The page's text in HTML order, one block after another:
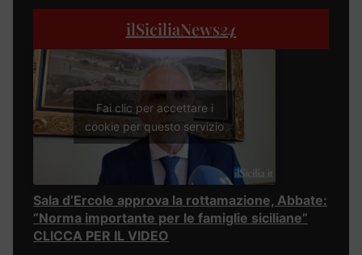
ilSiciliaNews24
Fai clic per accettare i
cookie per questo servizio
Sala d’Ercole approva la rottamazione, Abbate:
“Norma importante per le famiglie siciliane”
CLICCA PER IL VIDEO